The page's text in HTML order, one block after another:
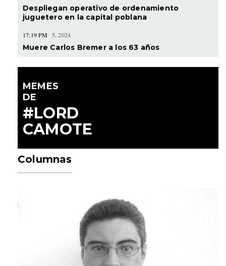
Despliegan operativo de ordenamiento
juguetero en la capital poblana
17:19 PM 5, 2024
Muere Carlos Bremer a los 63 años
MEMES
DE
#LORD
CAMOTE
Columnas